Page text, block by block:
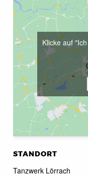
STANDORT
Tanzwerk Lörrach
Klicke auf